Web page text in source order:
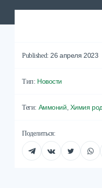
Published: 26 апреля 2023
Тип: Новости
Теги: Аммоний Химия
Поделиться: